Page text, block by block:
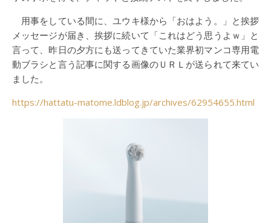
用事をしている間に、ユウキ様から「おはよう。」と挨拶
メッセージが届き、挨拶に続いて「これはどう思うよｗ」と
言って、昨日の夕方にも送ってきていた業界初マンコ専用電
動ブラシと言う記事に関する画像のＵＲＬが送られて来てい
ました。
https://hattatu-matome.ldblog.jp/archives/62954655.html